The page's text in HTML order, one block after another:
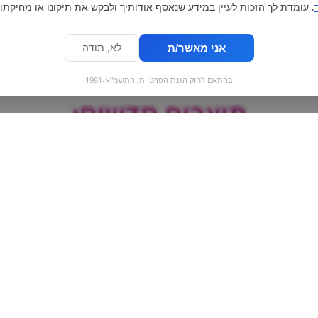
מוצרים חדשים:
. עומדת לך הזכות לעיין במידע שנאסף אודותיך ולבקש את תיקונו או
אני מאשר/ת לא, תודה
בהתאם לחוק הגנת הפרטיות, התשמ"א-1981